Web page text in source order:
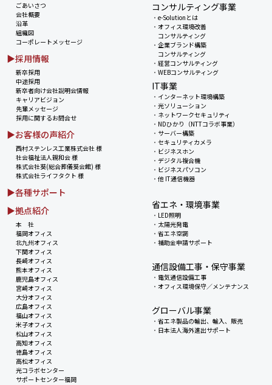
ごあいさつ
会社概要
沿革
組織図
コーポレートメッセージ
▶採用情報
新卒採用
中途採用
新卒者向け会社説明会情報
キャリアビジョン
先輩メッセージ
採用に関するお問合せ
▶お客様の声紹介
西村ステンレス工業株式会社 様
社会福祉法人親和会 様
株式会社葵(総合葬儀葵会館) 様
株式会社ライフタクト 様
▶各種サポート
コンサルティング事業
・e-Solutionとは
・オフィス環境改善
コンサルティング
・企業ブランド構築
コンサルティング
・経営コンサルティング
・WEBコンサルティング
IT事業
・ インターネット環境構築
・光ソリューション
・ ネットワークセキュリティ
・ NDひかり（NTTコラボ事業）
・ サーバー構築
・セキュリティカメラ
・ ビジネスホン
・デジタル複合機
・ ビジネスパソコン
・他 IT通信機器
省エネ・環境事業
・ LED照明
・ 太陽光発電
・省エネ空調
・補助金申請サポート
通信設備工事・保守事業
・ 電気通信設備工事
・オフィス環境保守／メンテナンス
グローバル事業
・省エネ製品の輸出、輸入、販売
・ 日本法人海外進出サポート
▶拠点紹介
本 社
福岡オフィス
北九州オフィス
下関オフィス
長崎オフィス
熊本オフィス
鹿児島オフィス
宮崎オフィス
大分オフィス
広島オフィス
福山オフィス
米子オフィス
松山オフィス
高知オフィス
徳島オフィス
高松オフィス
光コラボセンター
サポートセンター福岡